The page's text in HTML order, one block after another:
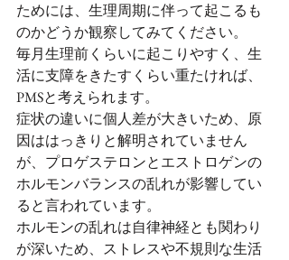
ためには、生理周期に伴って起こるも
のかどうか観察してみてください。
毎月生理前くらいに起こりやすく、生
活に支障をきたすくらい重たければ、
PMSと考えられます。
症状の違いに個人差が大きいため、原
因ははっきりと解明されていません
が、プロゲステロンとエストロゲンの
ホルモンバランスの乱れが影響してい
ると言われています。
ホルモンの乱れは自律神経とも関わり
が深いため、ストレスや不規則な生活